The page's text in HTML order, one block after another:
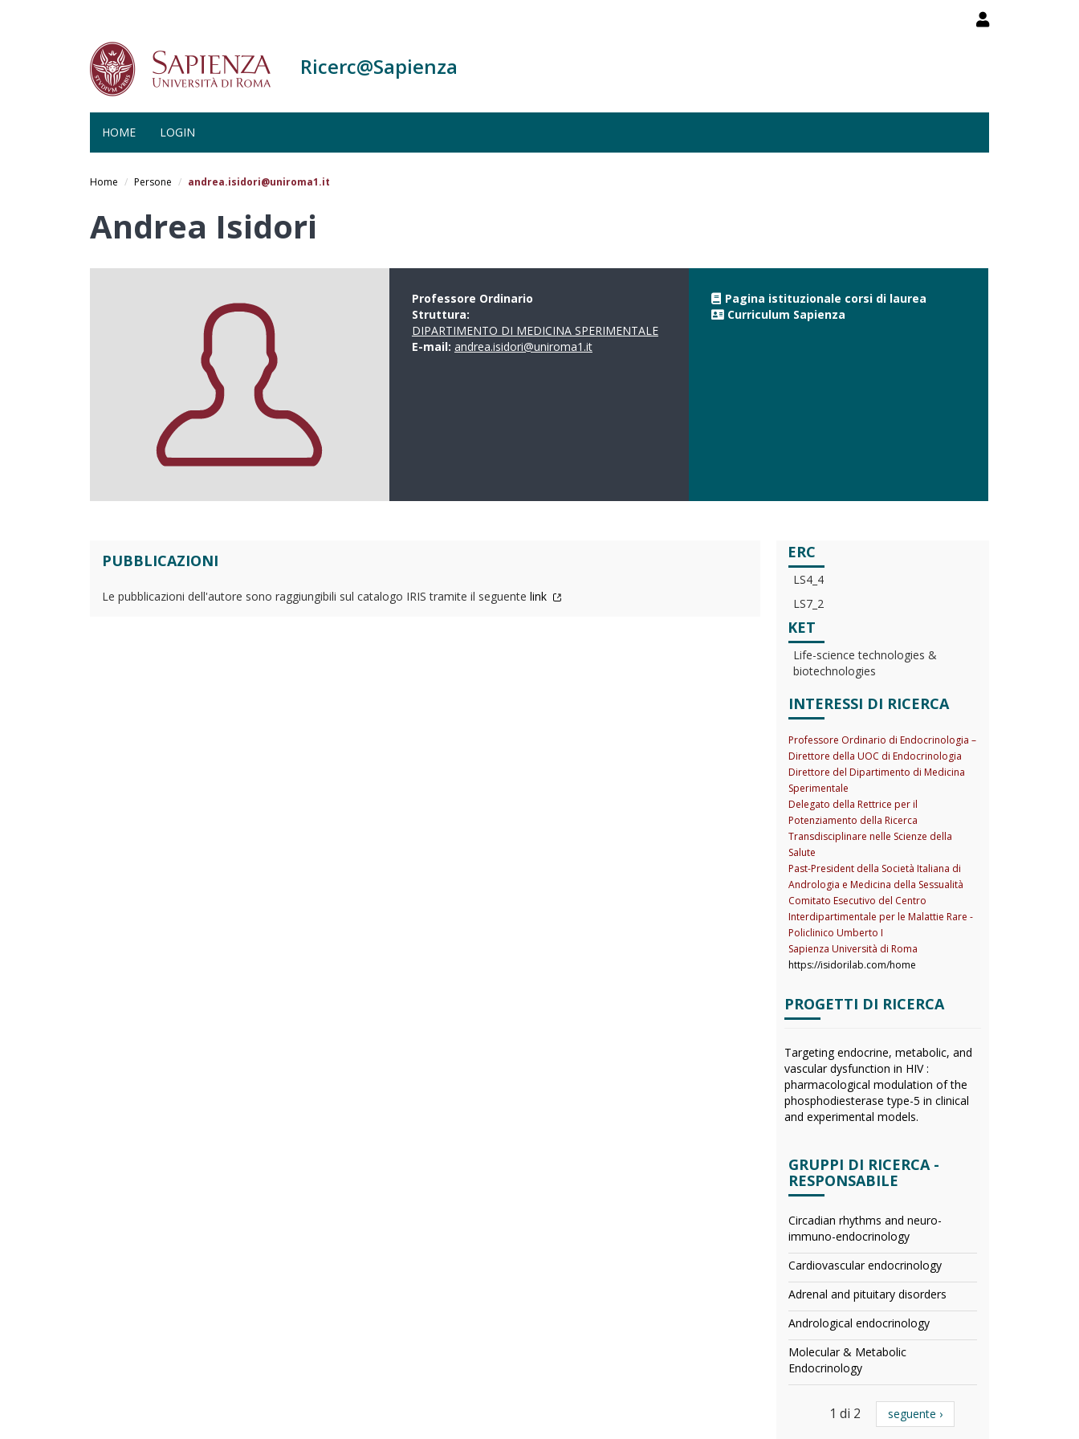
Ricerc@Sapienza
HOME LOGIN
Home Persone andrea.isidori@uniroma1.it
Andrea Isidori
Professore Ordinario
Struttura:
DIPARTIMENTO DI MEDICINA SPERIMENTALE
E-mail: andrea.isidori@uniroma1.it
Pagina istituzionale corsi di laurea
Curriculum Sapienza
PUBBLICAZIONI
Le pubblicazioni dell'autore sono raggiungibili sul catalogo IRIS tramite il seguente link
ERC
LS4_4
LS7_2
KET
Life-science technologies &
biotechnologies
INTERESSI DI RICERCA
Professore Ordinario di Endocrinologia –
Direttore della UOC di Endocrinologia
Direttore del Dipartimento di Medicina
Sperimentale
Delegato della Rettrice per il
Potenziamento della Ricerca
Transdisciplinare nelle Scienze della
Salute
Past-President della Società Italiana di
Andrologia e Medicina della Sessualità
Comitato Esecutivo del Centro
Interdipartimentale per le Malattie Rare -
Policlinico Umberto I
Sapienza Università di Roma
https://isidorilab.com/home
PROGETTI DI RICERCA
Targeting endocrine, metabolic, and
vascular dysfunction in HIV :
pharmacological modulation of the
phosphodiesterase type-5 in clinical
and experimental models.
GRUPPI DI RICERCA -
RESPONSABILE
Circadian rhythms and neuro-
immuno-endocrinology
Cardiovascular endocrinology
Adrenal and pituitary disorders
Andrological endocrinology
Molecular & Metabolic
Endocrinology
1 di 2 seguente ›